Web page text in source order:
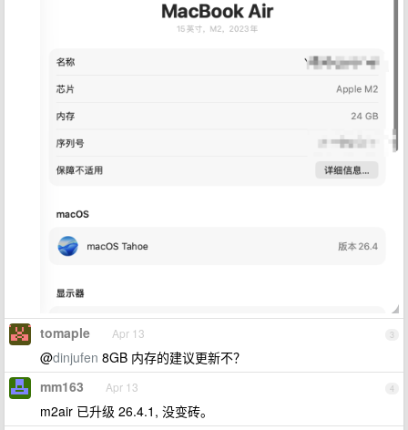
3
tomaple Apr 13
@dinjufen 8GB 内存的建议更新不？
4
mm163 Apr 13
m2air 已升级 26.4.1, 没变砖。